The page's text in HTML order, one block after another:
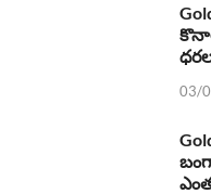
03/